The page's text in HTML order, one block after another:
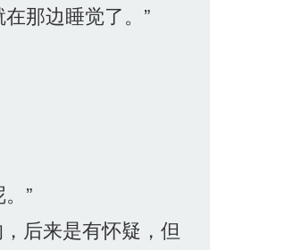
那边睡觉了。”
”
后来是有怀疑，但